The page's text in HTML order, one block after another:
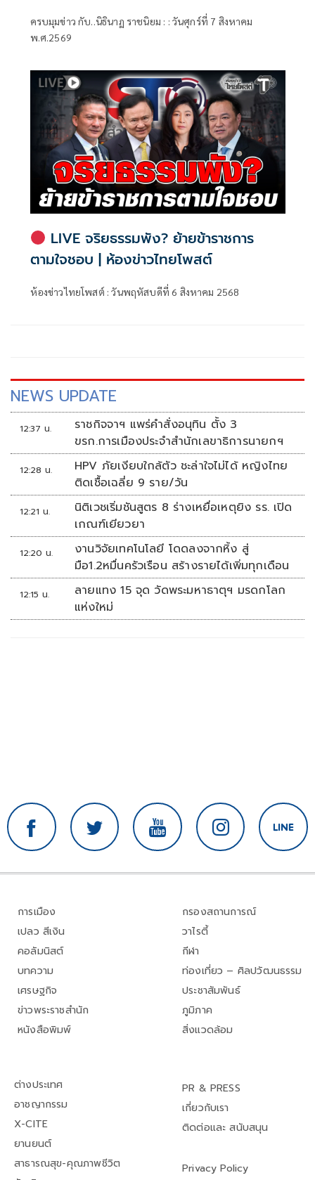
ครบมุมข่าว กับ..นิธินาฏ ราชนิยม : : วันศุกร์ที่ 7 สิงหาคม
พ.ศ.2569
LIVE จริยธรรมพัง? ย้ายข้าราชการ
ตามใจชอบ | ห้องข่าวไทยโพสต์
ห้องข่าวไทยโพสต์ : วันพฤหัสบดีที่ 6 สิงหาคม 2568
NEWS UPDATE
12:37 น.
ราชกิจจาฯ แพร่คำสั่งอนุทิน ตั้ง 3
ขรก.การเมืองประจำสำนักเลขาธิการนายกฯ
12:28 น.
HPV ภัยเงียบใกล้ตัว ชะล่าใจไม่ได้ หญิงไทย
ติดเชื้อเฉลี่ย 9 ราย/วัน
12:21 น.
นิติเวชเริ่มชันสูตร 8 ร่างเหยื่อเหตุยิง รร. เปิด
เกณฑ์เยียวยา
12:20 น.
งานวิจัยเทคโนโลยี โดดลงจากหิ้ง สู่
มือ1.2หมื่นครัวเรือน สร้างรายได้เพิ่มทุกเดือน
12:15 น.
ลายแทง 15 จุด วัดพระมหาธาตุฯ มรดกโลก
แห่งใหม่
การเมือง
เปลว สีเงิน
คอลัมนิสต์
บทความ
เศรษฐกิจ
ข่าวพระราชสำนัก
หนังสือพิมพ์
กรองสถานการณ์
วาไรตี้
กีฬา
ท่องเที่ยว – ศิลปวัฒนธรรม
ประชาสัมพันธ์
ภูมิภาค
สิ่งแวดล้อม
ต่างประเทศ
อาชญากรรม
X-CITE
ยานยนต์
สาธารณสุข-คุณภาพชีวิต
PR & PRESS
เกี่ยวกับเรา
ติดต่อและ สนับสนุน
Privacy Policy